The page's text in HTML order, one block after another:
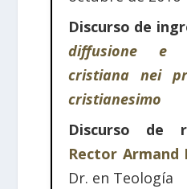
Discurso de
diffusione e
cristiana nei
cristianesimo
Discurso de
Rector Armand
Dr. en Teología